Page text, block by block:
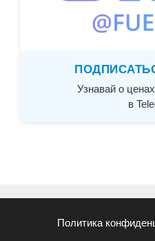
Узнавай о
в
Политика